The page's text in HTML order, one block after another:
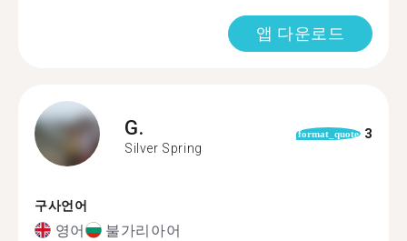
앱 다운로드
G.
Silver Spring
format_quote 3
구사언어
영어 불가리아어